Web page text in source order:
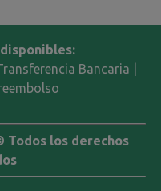
Bancaria |
Todos los derechos